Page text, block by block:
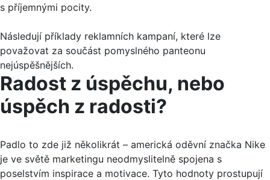
s příjemnými pocity.
Následují příklady reklamních kampaní, které lze
považovat za součást pomyslného panteonu
nejúspěšnějších.
Radost z úspěchu, nebo
úspěch z radosti?
Padlo to zde již několikrát – americká oděvní značka Nike
je ve světě marketingu neodmyslitelně spojena s
poselstvím inspirace a motivace. Tyto hodnoty prostupují